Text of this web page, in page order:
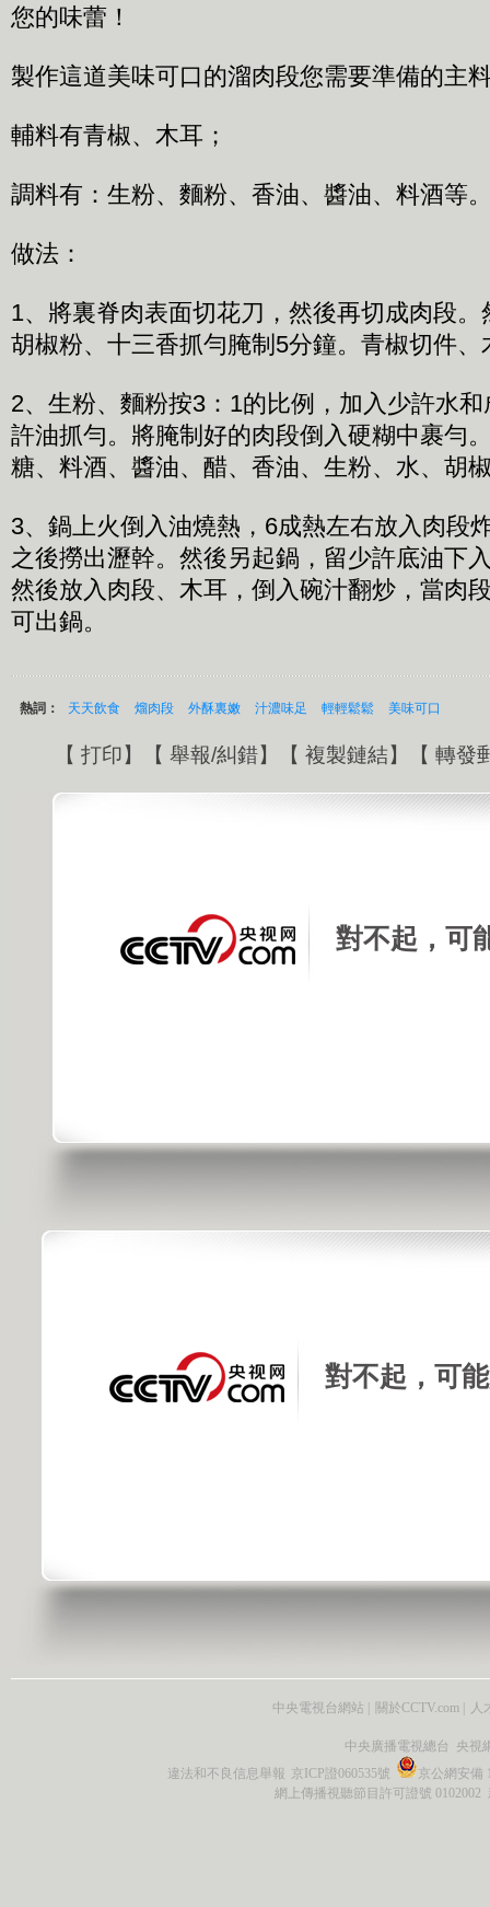
您的味蕾！
製作這道美味可口的溜肉段您需要準備的主
輔料有青椒、木耳；
調料有：生粉、麵粉、香油、醬油、料酒等
做法：
1、將裏脊肉表面切花刀，然後再切成肉段
胡椒粉、十三香抓勻腌制5分鐘。青椒切件、
2、生粉、麵粉按3：1的比例，加入少許水
許油抓勻。將腌制好的肉段倒入硬糊中裹勻
糖、料酒、醬油、醋、香油、生粉、水、胡
3、鍋上火倒入油燒熱，6成熱左右放入肉段
之後撈出瀝幹。然後另起鍋，留少許底油下
然後放入肉段、木耳，倒入碗汁翻炒，當肉
可出鍋。
熱詞： 天天飲食 熘肉段 外酥裏嫩 汁濃味足 輕輕鬆鬆 美味可口
【 打印】【 舉報/糾錯】【 複製鏈結】【 轉發
對不起，可
對不起，可
中央電視台網站 | 關於CCTV.com | 人
中央廣播電視總台 央視
違法和不良信息舉報 京ICP證060535號
京公網安備
網上傳播視聽節目許可證號 0102002